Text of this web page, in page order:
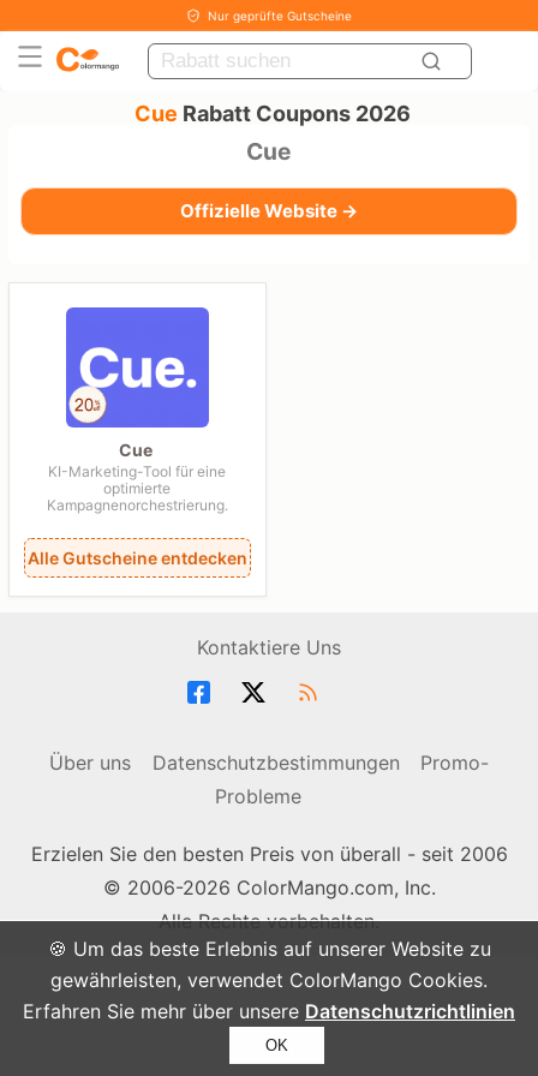
🍪 Um das beste Erlebnis auf unserer Website zu
gewährleisten, verwendet ColorMango Cookies.
Erfahren Sie mehr über unsere Datenschutzrichtlinien
OK
Nur geprüfte Gutscheine
Cue Rabatt Coupons 2026
Cue
Offizielle Website →
Cue
KI-Marketing-Tool für eine
optimierte
Kampagnenorchestrierung.
Alle Gutscheine entdecken
Kontaktiere Uns
Über uns Datenschutzbestimmungen
Promo-
Probleme
Erzielen Sie den besten Preis von überall - seit 2006
© 2006-2026 ColorMango.com, Inc.
Alle Rechte vorbehalten.